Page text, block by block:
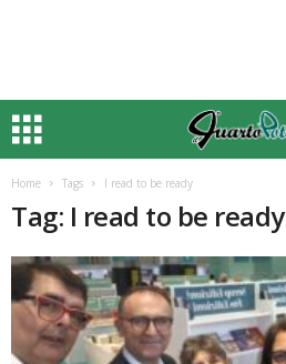
Home Tags I read to be ready
Tag: I read to be ready